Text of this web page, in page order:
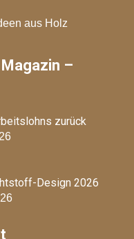
aus Holz
–
zurück
Design 2026